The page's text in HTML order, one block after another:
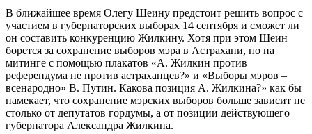
В ближайшее время Олегу Шеину предстоит решить вопрос с
участием в губернаторских выборах 14 сентября и сможет ли
он составить конкуренцию Жилкину. Хотя при этом Шеин
борется за сохранение выборов мэра в Астрахани, но на
митинге с помощью плакатов «А. Жилкин против
референдума не против астраханцев?» и «Выборы мэров –
всенародно» В. Путин. Какова позиция А. Жилкина?» как бы
намекает, что сохранение мэрских выборов больше зависит не
столько от депутатов гордумы, а от позиции действующего
губернатора Александра Жилкина.